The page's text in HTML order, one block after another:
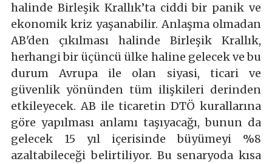
halinde Birleşik Krallık’ta ciddi bir panik ve
ekonomik kriz yaşanabilir. Anlaşma olmadan
AB'den çıkılması halinde Birleşik Krallık,
herhangi bir üçüncü ülke haline gelecek ve bu
durum Avrupa ile olan siyasi, ticari ve
güvenlik yönünden tüm ilişkileri derinden
etkileyecek. AB ile ticaretin DTÖ kurallarına
göre yapılması anlamı taşıyacağı, bunun da
gelecek 15 yıl içerisinde büyümeyi %8
azaltabileceği belirtiliyor. Bu senaryoda kısa